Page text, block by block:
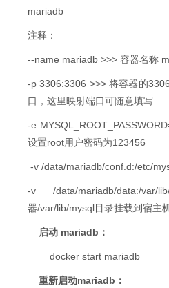
mariadb
注释：
--name mariadb >>> 容器名称
-p 3306:3306 >>> 将容器的
口，这里映射端口可随意填写
-e
设置root用户密码为123456
-v /data/mariadb/conf.d:/etc/
-v /data/mariadb/data:/
器/var/lib/mysql目录挂载到宿主
启动 mariadb：
docker start mariadb
重新启动mariadb：